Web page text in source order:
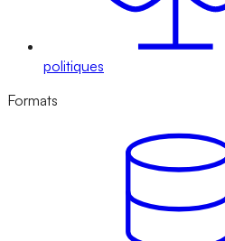
politiques
Formats